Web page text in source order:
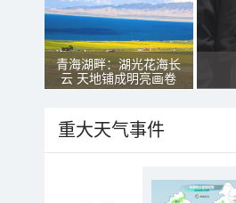
青海湖畔：湖光花海长
云 天地铺成明亮画卷
重大天气事件